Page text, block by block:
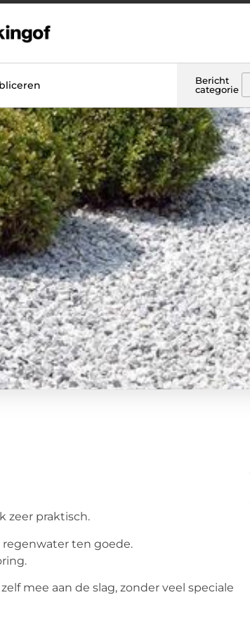
Bericht
categorie
zeer praktisch.
ten goede.
zelf mee aan de slag, zonder veel speciale